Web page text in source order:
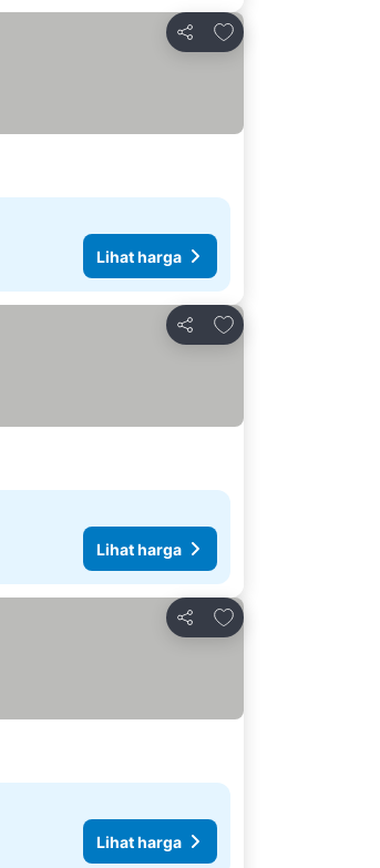
Bagikan
Tambahkan ke
Lihat harga
Bagikan
Tambahkan ke
Lihat harga
Bagikan
Tambahkan ke
Lihat harga